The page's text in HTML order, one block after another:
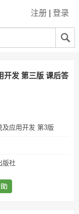
注册 登录
开发 第三版 课后答
及应用开发 第3版
版社